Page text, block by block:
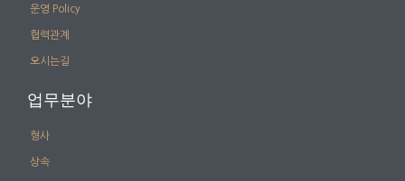
운영 Policy
협력관계
오시는길
업무분야
형사
상속